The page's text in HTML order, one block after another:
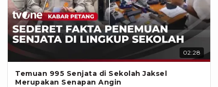
02:28
Temuan 995 Senjata di Sekolah Jaksel
Merupakan Senapan Angin